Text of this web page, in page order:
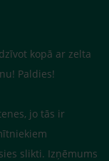
kopā ar zelta
Paldies!
jo tās ir
slikti. Izņēmums